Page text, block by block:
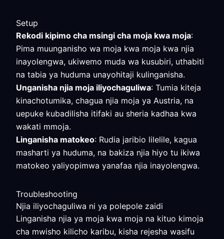
Setup
Rekodi kipimo cha msingi cha moja kwa moja:
Pima muunganisho wa moja kwa moja kwa njia
inayolengwa, ukiwemo muda wa kusubiri, uthabiti
na tabia ya huduma unayohitaji kulinganisha.
Unganisha njia moja iliyochaguliwa: Tumia kiteja
kinachotumika, chagua njia moja ya Austria, na
uepuke kubadilisha itifaki au sheria kadhaa kwa
wakati mmoja.
Linganisha matokeo: Rudia jaribio lilelile, kagua
masharti ya huduma, na bakiza njia hiyo tu ikiwa
matokeo yaliyopimwa yanafaa njia inayolengwa.
Troubleshooting
Njia iliyochaguliwa ni ya polepole zaidi
Linganisha njia ya moja kwa moja na kituo kimoja
cha mwisho kilicho karibu, kisha rejesha wasifu